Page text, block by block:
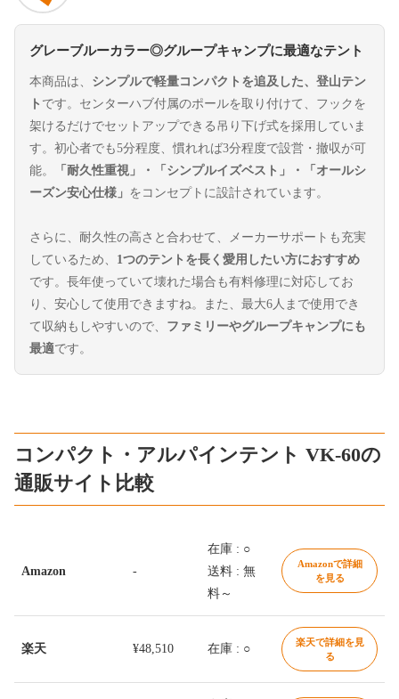
グレーブルーカラー◎グループキャンプに最適なテント
本商品は、 シンプルで軽量コンパクトを追及した、登山テン
ト です。センターハブ付属のポールを取り付けて、フックを
架けるだけでセットアップできる吊り下げ式を採用していま
す。初心者でも5分程度、慣れれば3分程度で設営・撤収が可
能。
「耐久性重視」・「シンプルイズベスト」・「オールシ
ーズン安心仕様」 をコンセプトに設計されています。
さらに、耐久性の高さと合わせて、メーカーサポートも充実
しているため、 1つのテントを長く愛用したい方におすすめ
です。長年使っていて壊れた場合も有料修理に対応してお
り、安心して使用できますね。また、最大6人まで使用でき
て収納もしやすいので、 ファミリーやグループキャンプにも
最適です。
コンパクト・アルパインテント VK-60の
通販サイト比較
Amazon -
在庫 : ○
送料 : 無
料～
Amazonで詳細
を見る
楽天 ¥48,510 在庫 : ○
楽天で詳細を見
る